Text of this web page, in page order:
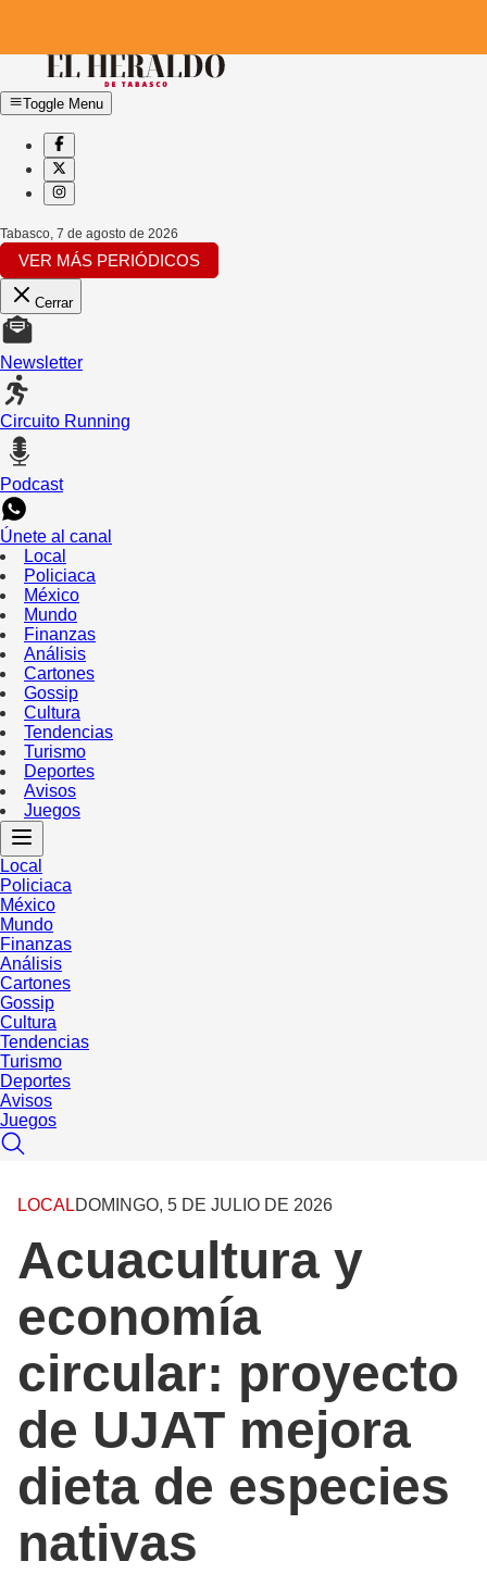
Toggle Menu
Tabasco, 7 de agosto de 2026
VER MÁS PERIÓDICOS
Cerrar
Newsletter
Circuito Running
Podcast
Únete al canal
Local
Policiaca
México
Mundo
Finanzas
Análisis
Cartones
Gossip
Cultura
Tendencias
Turismo
Deportes
Avisos
Juegos
Local
Policiaca
México
Mundo
Finanzas
Análisis
Cartones
Gossip
Cultura
Tendencias
Turismo
Deportes
Avisos
Juegos
LOCALDOMINGO, 5 DE JULIO DE 2026
Acuacultura y
economía
circular: proyecto
de UJAT mejora
dieta de especies
nativas